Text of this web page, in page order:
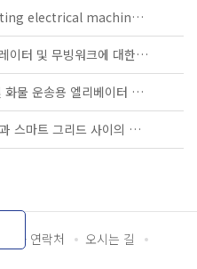
IEC 60034-5:2020 RLV - Rotating electrical machines - Part 5: Degrees of protection provided by the integral design of rotating electrical machines (IP code) - Classification
KS B ISO/TS 25740-1 - 에스컬레이터 및 무빙워크에 대한 안전요건 — 제1부: 세계공통 필수 안전요건(GESRs)
KS B ISO/TS 8100-21 - 승객 및 화물 운송용 엘리베이터 —제21부: 세계공통 필수안전요건(GESRs)을 충족하는 세계공통 안전 파라미터(GSPs)
KS C IEC TS 62872 - 산업 시설과 스마트 그리드 사이의 산업 공정 측정, 제어 및 자동화 시스템 인터페이스
담당자 연락처
오시는 길